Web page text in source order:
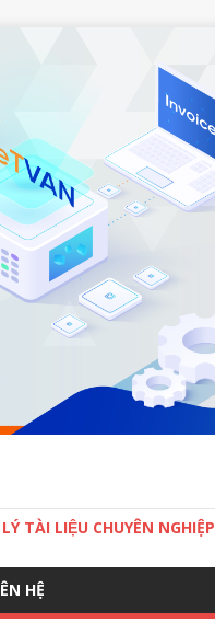
TÀI LIỆU CHUYÊN NGHIỆP
HỆ